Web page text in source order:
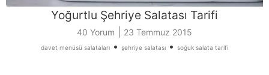
Yoğurtlu Şehriye Salatası Tarifi
40 Yorum 23 Temmuz 2015
davet menüsü salataları • şehriye salatası • soğuk salata tarifi